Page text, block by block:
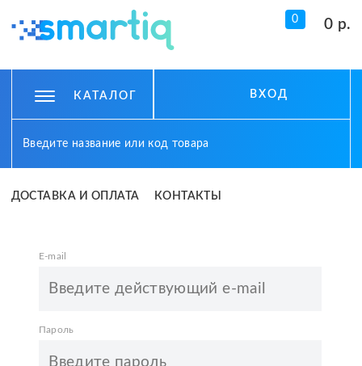
0 0 р.
КАТАЛОГ ВХОД
ДОСТАВКА И ОПЛАТА КОНТАКТЫ
E-mail
Пароль